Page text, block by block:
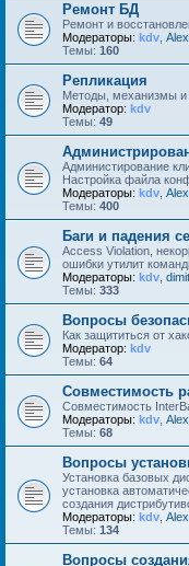
Ремонт БД
Ремонт и
Модераторы: kdv
Темы: 160
Репликация
Методы, механизмы и
Модератор: kdv
Темы: 49
Администирование
Настройка файла
Модераторы: kdv
Темы: 400
Баги и падения
Access Violation,
ошибки утилит
Модераторы: kdv
Темы: 333
Вопросы
Как защититься от
Модератор: kdv
Темы: 64
Совместимость
Совместимость
Модераторы: kdv
Темы: 68
Вопросы
Установка базовых
установка
создания
Модераторы: kdv
Темы: 134
Вопросы